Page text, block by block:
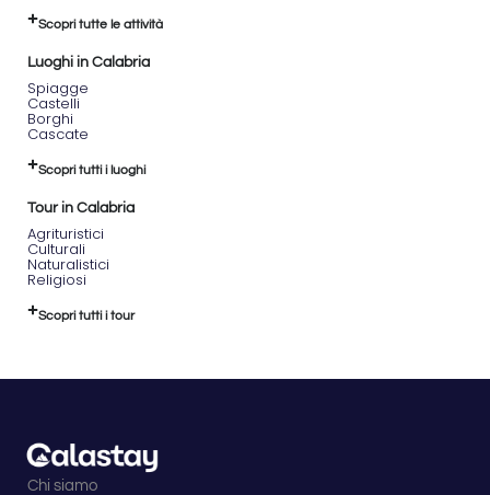
Scopri tutte le attività
Luoghi in Calabria
Spiagge
Castelli
Borghi
Cascate
Scopri tutti i luoghi
Tour in Calabria
Agrituristici
Culturali
Naturalistici
Religiosi
Scopri tutti i tour
Chi siamo